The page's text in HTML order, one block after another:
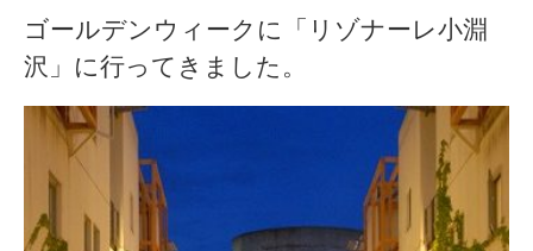
ゴールデンウィークに「リゾナーレ小淵
沢」に行ってきました。